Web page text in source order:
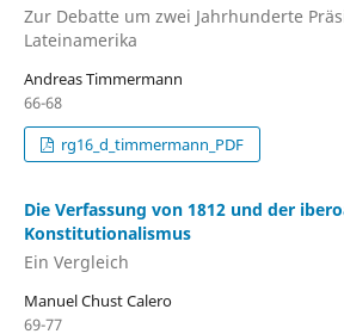
Zur Debatte um zwei Jahrhunderte
Lateinamerika
Andreas Timmermann
66-68
rg16_d_timmermann_PDF
Die Verfassung von 1812 und der
Konstitutionalismus
Ein Vergleich
Manuel Chust Calero
69-77